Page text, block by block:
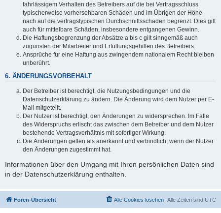
fahrlässigem Verhalten des Betreibers auf die bei Vertragsschluss
typischerweise vorhersehbaren Schäden und im Übrigen der Höhe
nach auf die vertragstypischen Durchschnittsschäden begrenzt. Dies gilt
auch für mittelbare Schäden, insbesondere entgangenen Gewinn.
Die Haftungsbegrenzung der Absätze a bis c gilt sinngemäß auch
zugunsten der Mitarbeiter und Erfüllungsgehilfen des Betreibers.
Ansprüche für eine Haftung aus zwingendem nationalem Recht bleiben
unberührt.
6. ÄNDERUNGSVORBEHALT
Der Betreiber ist berechtigt, die Nutzungsbedingungen und die
Datenschutzerklärung zu ändern. Die Änderung wird dem Nutzer per E-
Mail mitgeteilt.
Der Nutzer ist berechtigt, den Änderungen zu widersprechen. Im Falle
des Widerspruchs erlischt das zwischen dem Betreiber und dem Nutzer
bestehende Vertragsverhältnis mit sofortiger Wirkung.
Die Änderungen gelten als anerkannt und verbindlich, wenn der Nutzer
den Änderungen zugestimmt hat.
Informationen über den Umgang mit Ihren persönlichen Daten sind
in der Datenschutzerklärung enthalten.
Foren-Übersicht Alle Zeiten sind UTC
Alle Cookies löschen